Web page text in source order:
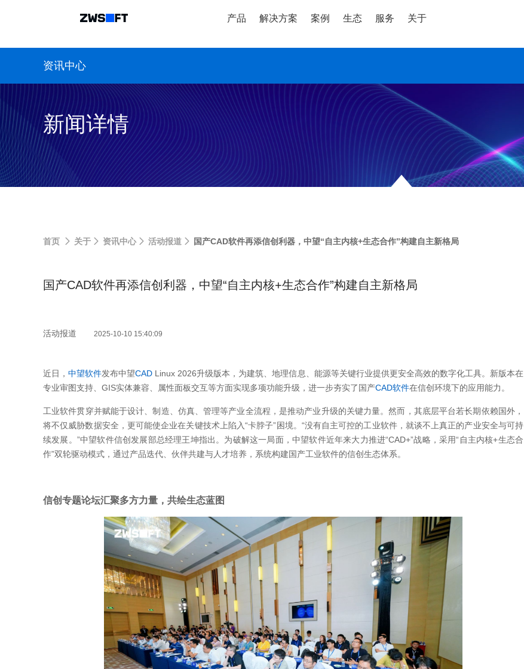
产品 解决方案 案例 生态 服务 关于
新闻详情
资讯中心
首页 关于 资讯中心 活动报道 国产CAD软件再添信创利器，中望“自主内核+生态合作”构建自主新格局
国产CAD软件再添信创利器，中望“自主内核+生态合作”构建自主新格局
活动报道 2025-10-10 15:40:09
近日，中望软件发布中望CAD Linux 2026升级版本，为建筑、地理信息、能源等关键行业提供更安全高效的数字化工具。新版本在
专业审图支持、GIS实体兼容、属性面板交互等方面实现多项功能升级，进一步夯实了国产CAD软件在信创环境下的应用能力。
工业软件贯穿并赋能于设计、制造、仿真、管理等产业全流程，是推动产业升级的关键力量。然而，其底层平台若长期依赖国外，
将不仅威胁数据安全，更可能使企业在关键技术上陷入“卡脖子”困境。“没有自主可控的工业软件，就谈不上真正的产业安全与可持
续发展。”中望软件信创发展部总经理王坤指出。为破解这一局面，中望软件近年来大力推进“CAD+”战略，采用“自主内核+生态合
作”双轮驱动模式，通过产品迭代、伙伴共建与人才培养，系统构建国产工业软件的信创生态体系。
信创专题论坛汇聚多方力量，共绘生态蓝图